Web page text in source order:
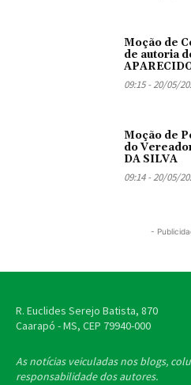
Moção de
de autoria
09:15 - 20/05/
Moção de
do
DA SILVA
09:14 - 20/05/
-
R. Euclides Serejo Batista, 870
Caarapó - MS, CEP 79940-000
As notícias veiculadas nos blogs,
responsabilidade dos autores.